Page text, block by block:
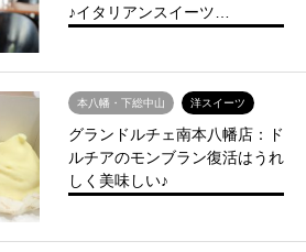
♪イタリアンスイーツ…
本八幡・下総中山 洋スイーツ
グランドルチェ南本八幡店：ド
ルチアのモンブラン復活はうれ
しく美味しい♪